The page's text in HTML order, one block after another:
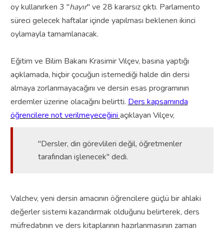
oy kullanırken 3 "hayır" ve 28 kararsız çıktı. Parlamento
süreci gelecek haftalar içinde yapılması beklenen ikinci
oylamayla tamamlanacak.
Eğitim ve Bilim Bakanı Krasimir Vılçev, basına yaptığı
açıklamada, hiçbir çocuğun istemediği halde din dersi
almaya zorlanmayacağını ve dersin esas programının
erdemler üzerine olacağını belirtti. Ders kapsamında
öğrencilere not verilmeyeceğini açıklayan Vılçev,
"Dersler, din görevlileri değil, öğretmenler
tarafından işlenecek" dedi.
Valchev, yeni dersin amacının öğrencilere güçlü bir ahlaki
değerler sistemi kazandırmak olduğunu belirterek, ders
müfredatının ve ders kitaplarının hazırlanmasının zaman